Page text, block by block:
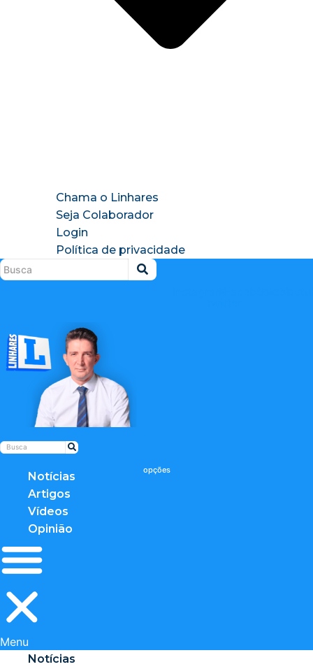
Chama o Linhares
Seja Colaborador
Login
Política de privacidade
Notícias
Artigos
Vídeos
Opinião
Menu
Notícias